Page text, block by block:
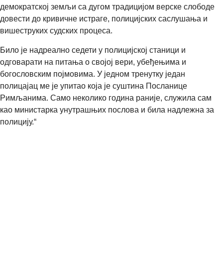
демократској земљи са дугом традицијом верске слободе
довести до кривичне истраге, полицијских саслушања и
вишеструких судских процеса.
Било је надреално седети у полицијској станици и
одговарати на питања о својој вери, убеђењима и
богословским појмовима. У једном тренутку један
полицајац ме је упитао која је суштина Посланице
Римљанима. Само неколико година раније, служила сам
као министарка унутрашњих послова и била надлежна за
полицију.“